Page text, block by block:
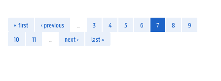
« first ‹ previous 3 4 5 6 7 8
9
10
11 next › last »